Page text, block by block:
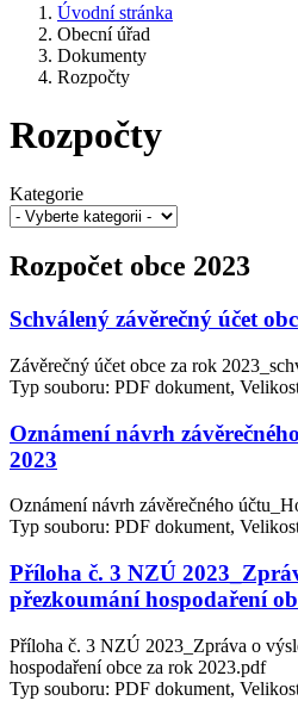
Úvodní stránka
Obecní úřad
Dokumenty
Rozpočty
Rozpočty
Kategorie
Rozpočet obce 2023
Schválený závěrečný účet
Závěrečný účet obce za rok
Typ souboru: PDF dokument,
Oznámení návrh
2023
Oznámení návrh závěrečného
Typ souboru: PDF dokument,
Příloha č. 3 NZÚ
přezkoumání hospodaření
Příloha č. 3 NZÚ 2023_Zpráva o
hospodaření obce za rok 2023.pdf
Typ souboru: PDF dokument,